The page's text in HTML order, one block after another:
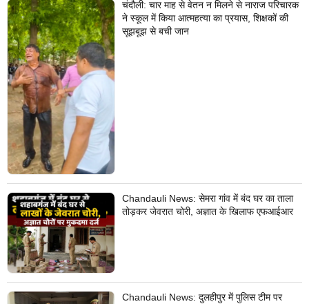
चंदौली: चार माह से वेतन न मिलने से नाराज परिचारक
ने स्कूल में किया आत्महत्या का प्रयास, शिक्षकों की
सूझबूझ से बची जान
Chandauli News: सेमरा गांव में बंद घर का ताला
तोड़कर जेवरात चोरी, अज्ञात के खिलाफ एफआईआर
Chandauli News: दुलहीपुर में पुलिस टीम पर